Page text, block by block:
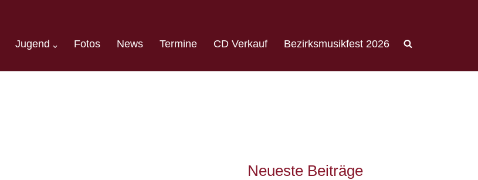
Jugend Fotos News Termine CD Verkauf Bezirksmusikfest 2026
Neueste Beiträge